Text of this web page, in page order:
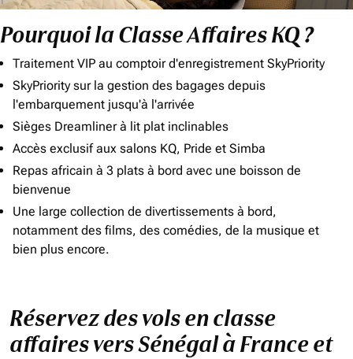
Pourquoi la Classe Affaires KQ ?
Traitement VIP au comptoir d'enregistrement SkyPriority
SkyPriority sur la gestion des bagages depuis
l'embarquement jusqu'à l'arrivée
Sièges Dreamliner à lit plat inclinables
Accès exclusif aux salons KQ, Pride et Simba
Repas africain à 3 plats à bord avec une boisson de
bienvenue
Une large collection de divertissements à bord,
notamment des films, des comédies, de la musique et
bien plus encore.
Réservez des vols en classe
affaires vers Sénégal à France et